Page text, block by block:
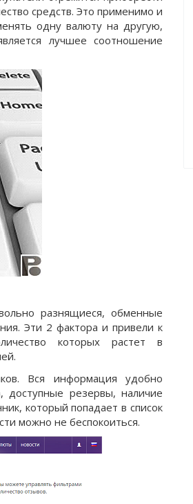
средств. Это применимо и
одну валюту на другую,
лучшее соотношение
разнящиеся, обменные
Эти 2 фактора и привели к
которых растет в
Вся информация удобно
доступные резервы, наличие
который попадает в список
можно не беспокоиться.